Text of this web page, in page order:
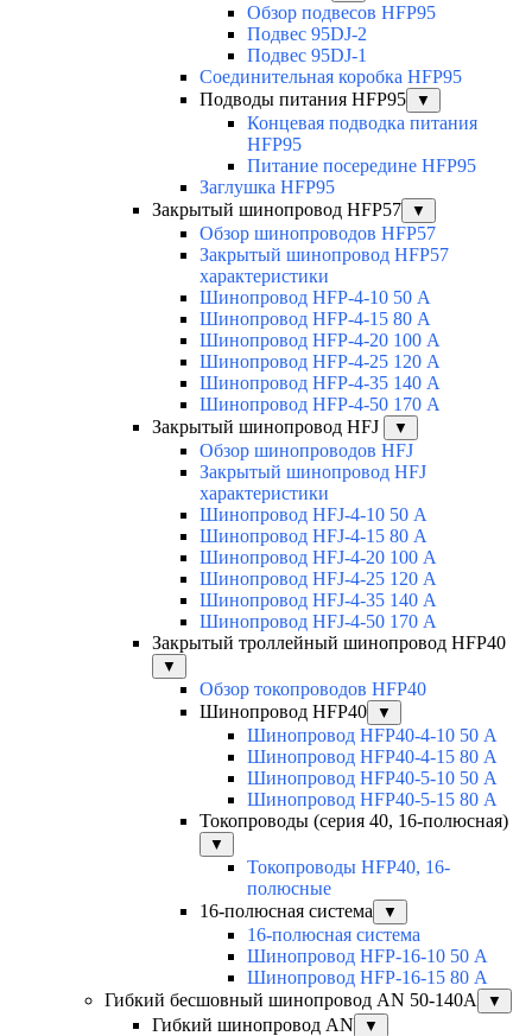
Обзор подвесов HFP95
Подвес 95DJ-2
Подвес 95DJ-1
Соединительная коробка HFP95
Подводы питания HFP95
▼
Концевая подводка питания
HFP95
Питание посередине HFP95
Заглушка HFP95
Закрытый шинопровод HFP57
▼
Обзор шинопроводов HFP57
Закрытый шинопровод HFP57
характеристики
Шинопровод HFP-4-10 50 А
Шинопровод HFP-4-15 80 А
Шинопровод HFP-4-20 100 А
Шинопровод HFP-4-25 120 А
Шинопровод HFP-4-35 140 А
Шинопровод HFP-4-50 170 А
Закрытый шинопровод HFJ
▼
Обзор шинопроводов HFJ
Закрытый шинопровод HFJ
характеристики
Шинопровод HFJ-4-10 50 А
Шинопровод HFJ-4-15 80 А
Шинопровод HFJ-4-20 100 А
Шинопровод HFJ-4-25 120 А
Шинопровод HFJ-4-35 140 А
Шинопровод HFJ-4-50 170 А
Закрытый троллейный шинопровод HFP40
▼
Обзор токопроводов HFP40
Шинопровод HFP40
▼
Шинопровод HFP40-4-10 50 А
Шинопровод HFP40-4-15 80 А
Шинопровод HFP40-5-10 50 А
Шинопровод HFP40-5-15 80 А
Токопроводы (серия 40, 16-полюсная)
▼
Токопроводы HFP40, 16-
полюсные
16-полюсная система
▼
16-полюсная система
Шинопровод HFP-16-10 50 А
Шинопровод HFP-16-15 80 А
Гибкий бесшовный шинопровод AN 50-140А
▼
Гибкий шинопровод AN ▼